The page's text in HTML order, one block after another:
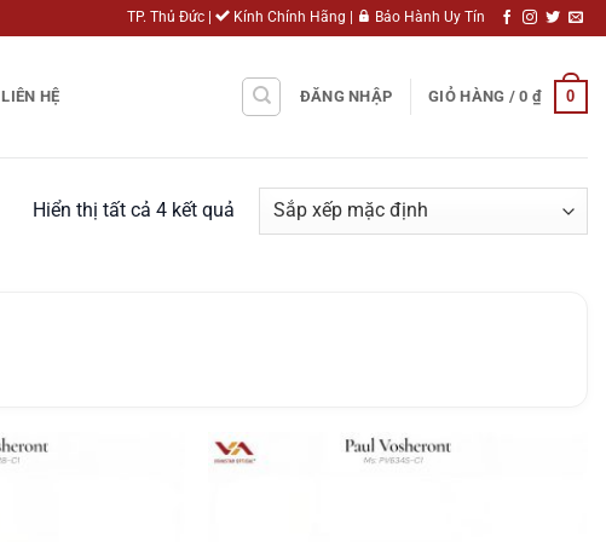
TP. Thủ Đức | Kính Chính Hãng | Bảo Hành Uy Tín
LIÊN HỆ ĐĂNG NHẬP GIỎ HÀNG /0 ₫ 0
Hiển thị tất cả 4 kết quả